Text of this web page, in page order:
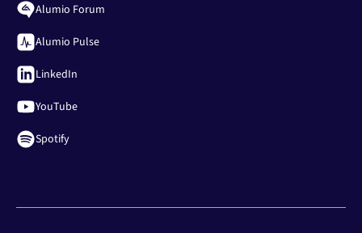
Alumio Forum
Alumio Pulse
LinkedIn
YouTube
Spotify